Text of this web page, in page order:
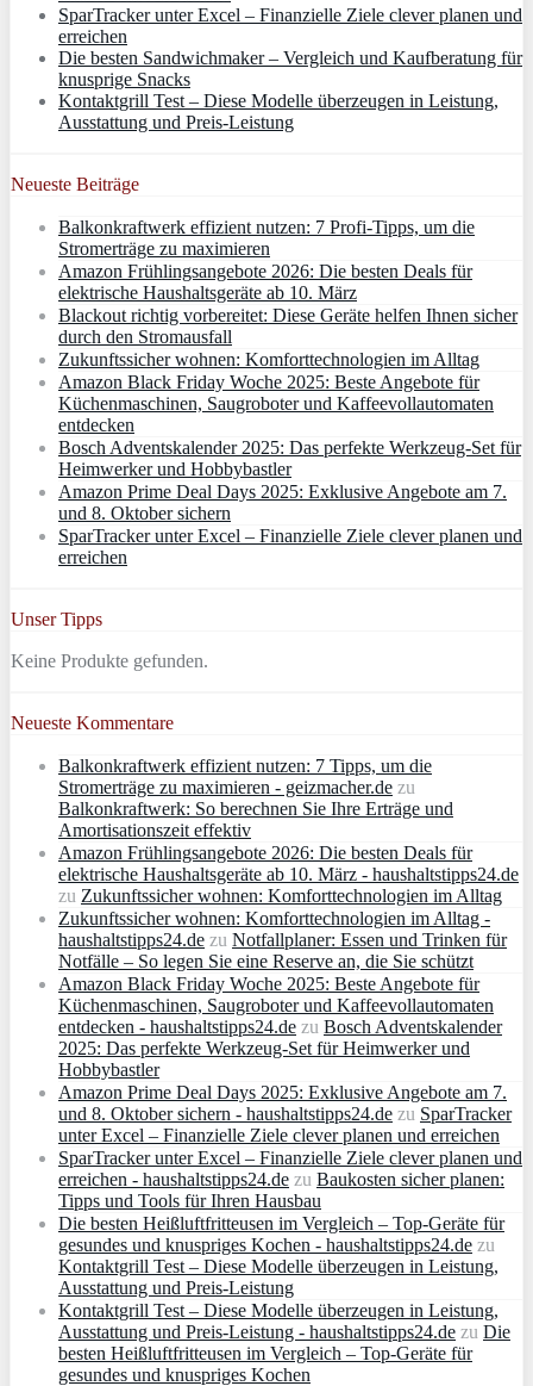
SparTracker unter Excel – Finanzielle Ziele clever planen und
erreichen
Die besten Sandwichmaker – Vergleich und Kaufberatung für
knusprige Snacks
Kontaktgrill Test – Diese Modelle überzeugen in Leistung,
Ausstattung und Preis-Leistung
Neueste Beiträge
Balkonkraftwerk effizient nutzen: 7 Profi-Tipps, um die
Stromerträge zu maximieren
Amazon Frühlingsangebote 2026: Die besten Deals für
elektrische Haushaltsgeräte ab 10. März
Blackout richtig vorbereitet: Diese Geräte helfen Ihnen sicher
durch den Stromausfall
Zukunftssicher wohnen: Komforttechnologien im Alltag
Amazon Black Friday Woche 2025: Beste Angebote für
Küchenmaschinen, Saugroboter und Kaffeevollautomaten
entdecken
Bosch Adventskalender 2025: Das perfekte Werkzeug-Set für
Heimwerker und Hobbybastler
Amazon Prime Deal Days 2025: Exklusive Angebote am 7.
und 8. Oktober sichern
SparTracker unter Excel – Finanzielle Ziele clever planen und
erreichen
Unser Tipps
Keine Produkte gefunden.
Neueste Kommentare
Balkonkraftwerk effizient nutzen: 7 Tipps, um die
Stromerträge zu maximieren - geizmacher.de zu
Balkonkraftwerk: So berechnen Sie Ihre Erträge und
Amortisationszeit effektiv
Amazon Frühlingsangebote 2026: Die besten Deals für
elektrische Haushaltsgeräte ab 10. März - haushaltstipps24.de
zu Zukunftssicher wohnen: Komforttechnologien im Alltag
Zukunftssicher wohnen: Komforttechnologien im Alltag -
haushaltstipps24.de zu Notfallplaner: Essen und Trinken für
Notfälle – So legen Sie eine Reserve an, die Sie schützt
Amazon Black Friday Woche 2025: Beste Angebote für
Küchenmaschinen, Saugroboter und Kaffeevollautomaten
entdecken - haushaltstipps24.de zu Bosch Adventskalender
2025: Das perfekte Werkzeug-Set für Heimwerker und
Hobbybastler
Amazon Prime Deal Days 2025: Exklusive Angebote am 7.
und 8. Oktober sichern - haushaltstipps24.de zu SparTracker
unter Excel – Finanzielle Ziele clever planen und erreichen
SparTracker unter Excel – Finanzielle Ziele clever planen und
erreichen - haushaltstipps24.de zu Baukosten sicher planen:
Tipps und Tools für Ihren Hausbau
Die besten Heißluftfritteusen im Vergleich – Top-Geräte für
gesundes und knuspriges Kochen - haushaltstipps24.de zu
Kontaktgrill Test – Diese Modelle überzeugen in Leistung,
Ausstattung und Preis-Leistung
Kontaktgrill Test – Diese Modelle überzeugen in Leistung,
Ausstattung und Preis-Leistung - haushaltstipps24.de zu Die
besten Heißluftfritteusen im Vergleich – Top-Geräte für
gesundes und knuspriges Kochen